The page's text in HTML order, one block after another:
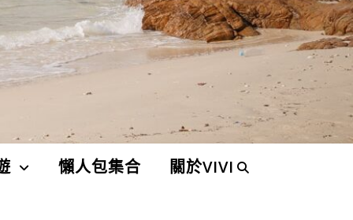
懶人包集合 關於VIVI